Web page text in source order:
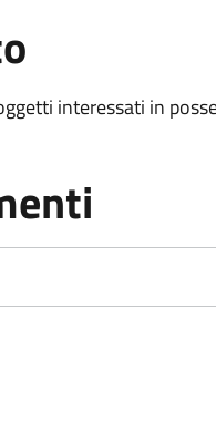
interessati in